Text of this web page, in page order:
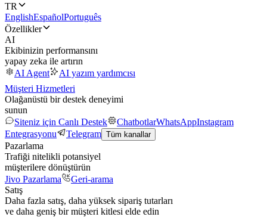
TR
EnglishEspañolPortuguês
Özellikler
AI
Ekibinizin performansını
yapay zeka ile artırın
AI Agent
AI yazım yardımcısı
Müşteri Hizmetleri
Olağanüstü bir destek deneyimi
sunun
Siteniz için Canlı Destek
ChatbotlarWhatsAppInstagram
Entegrasyonu
Telegram Tüm kanallar
Pazarlama
Trafiği nitelikli potansiyel
müşterilere dönüştürün
Jivo Pazarlama
Geri-arama
Satış
Daha fazla satış, daha yüksek sipariş tutarları
ve daha geniş bir müşteri kitlesi elde edin